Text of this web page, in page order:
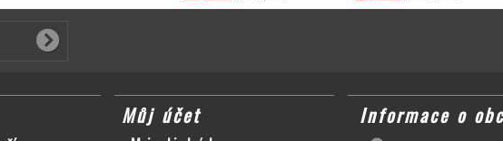
Můj účet Informace o